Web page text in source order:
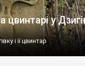
цвинтарі у
і її цвинтар